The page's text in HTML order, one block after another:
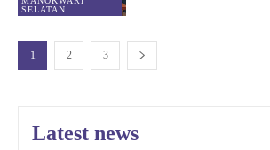
SELATAN
1 2 3
Latest news